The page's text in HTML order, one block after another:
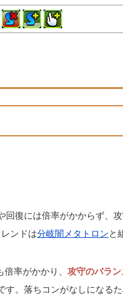
回復には倍率がかからず、
ンドは分岐闇メタトロンと
率がかかり、 攻守のバラ
す。落ちコンがなしになる